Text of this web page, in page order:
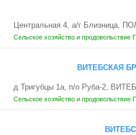
Центральная 4, а/г Близница,
Сельское хозяйство и продовольствие
ВИТЕБСКАЯ
д Тригубцы 1а, п/о Руба-2,
Сельское хозяйство и продовольствие